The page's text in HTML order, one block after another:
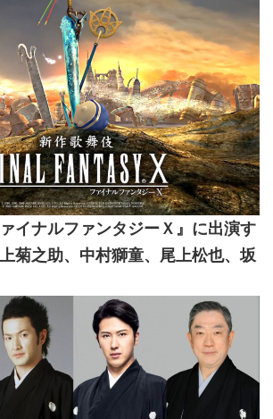
イナルファンタジーＸ』に出演す
菊之助、中村獅童、尾上松也、坂